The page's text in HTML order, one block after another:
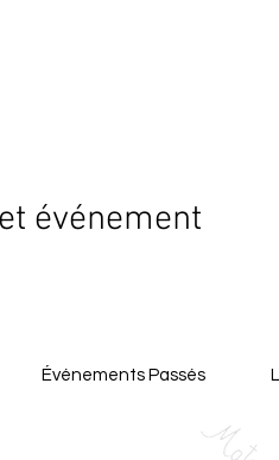
événement
Événements Passés